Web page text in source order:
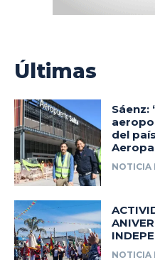
Últimas
Sáenz:
del
NOTICIA
NOTICIA